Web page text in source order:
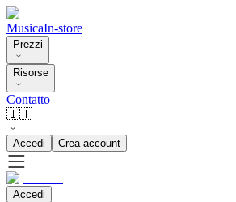
MusicaIn-store
Prezzi
Risorse
Contatto
🇮🇹
Accedi Crea account
Accedi